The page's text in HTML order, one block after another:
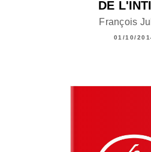
DE
François
01/10/